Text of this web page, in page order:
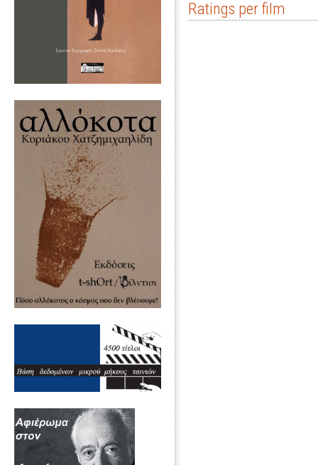
Ratings per film